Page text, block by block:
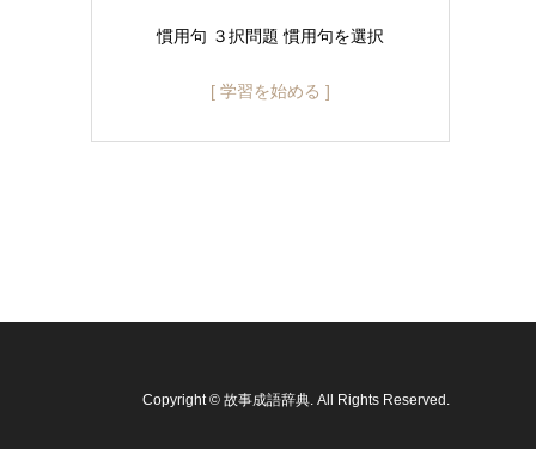
慣用句 ３択問題 慣用句を選択
[ 学習を始める ]
Copyright © 故事成語辞典 . All Rights Reserved.